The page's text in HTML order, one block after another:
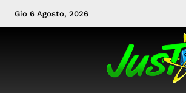
Gio 6 Agosto, 2026